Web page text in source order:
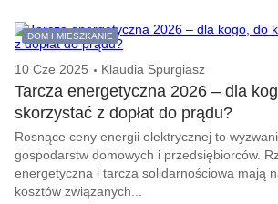
DOM I MIESZKANIE
10 Cze 2025 Klaudia Spurgiasz
Tarcza energetyczna 2026 – dla
skorzystać z dopłat do prądu?
Rosnące ceny energii elektrycznej to
gospodarstw domowych i przedsiębiorców.
energetyczna i tarcza solidarnościowa mają
kosztów związanych...